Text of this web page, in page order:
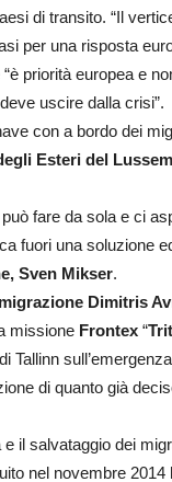
di transito. “Il
per una risposta
priorità europea e
uscire dalla crisi”.
con a bordo dei
Esteri del
può fare da sola e ci
fuori una soluzione
Sven Mikser.
Dimitris
missione Frontex “
Tallinn
di quanto già
e il salvataggio dei
nel novembre